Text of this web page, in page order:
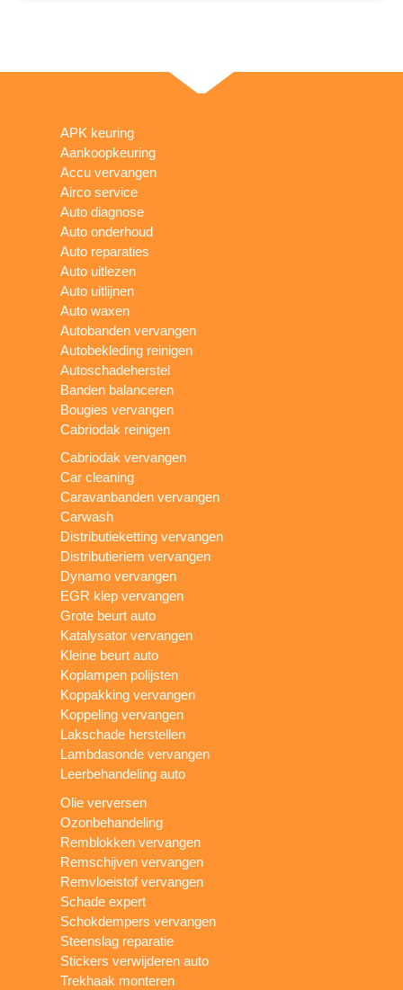
APK keuring
Aankoopkeuring
Accu vervangen
Airco service
Auto diagnose
Auto onderhoud
Auto reparaties
Auto uitlezen
Auto uitlijnen
Auto waxen
Autobanden vervangen
Autobekleding reinigen
Autoschadeherstel
Banden balanceren
Bougies vervangen
Cabriodak reinigen
Cabriodak vervangen
Car cleaning
Caravanbanden vervangen
Carwash
Distributieketting vervangen
Distributieriem vervangen
Dynamo vervangen
EGR klep vervangen
Grote beurt auto
Katalysator vervangen
Kleine beurt auto
Koplampen polijsten
Koppakking vervangen
Koppeling vervangen
Lakschade herstellen
Lambdasonde vervangen
Leerbehandeling auto
Olie verversen
Ozonbehandeling
Remblokken vervangen
Remschijven vervangen
Remvloeistof vervangen
Schade expert
Schokdempers vervangen
Steenslag reparatie
Stickers verwijderen auto
Trekhaak monteren